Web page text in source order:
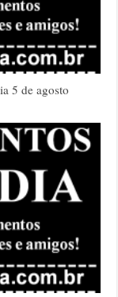
5 de agosto